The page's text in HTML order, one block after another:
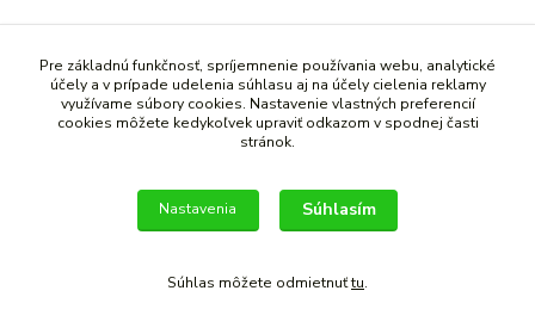
Pre základnú funkčnosť, spríjemnenie používania webu, analytické
účely a v prípade udelenia súhlasu aj na účely cielenia reklamy
využívame súbory cookies. Nastavenie vlastných preferencií
cookies môžete kedykoľvek upraviť odkazom v spodnej časti
stránok.
Nastavenia Súhlasím
Súhlas môžete odmietnuťtu.